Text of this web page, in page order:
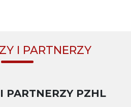
I PARTNERZY
PARTNERZY PZHL